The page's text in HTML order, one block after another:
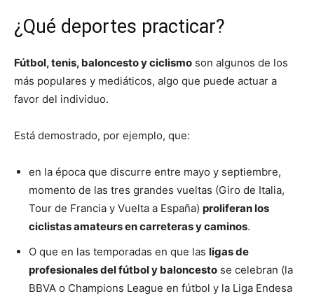
¿Qué deportes practicar?
Fútbol, tenis, baloncesto y ciclismo son algunos de los
más populares y mediáticos, algo que puede actuar a
favor del individuo.
Está demostrado, por ejemplo, que:
en la época que discurre entre mayo y septiembre,
momento de las tres grandes vueltas (Giro de Italia,
Tour de Francia y Vuelta a España) proliferan los
ciclistas amateurs en carreteras y caminos.
O que en las temporadas en que las ligas de
profesionales del fútbol y baloncesto se celebran (la
BBVA o Champions League en fútbol y la Liga Endesa